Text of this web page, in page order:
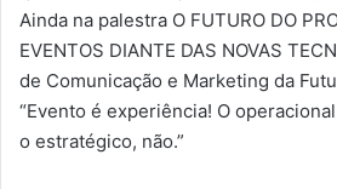
Ainda na palestra O FUTURO DO
EVENTOS DIANTE DAS NOVAS
de Comunicação e Marketing da
“Evento é experiência! O
o estratégico, não.”